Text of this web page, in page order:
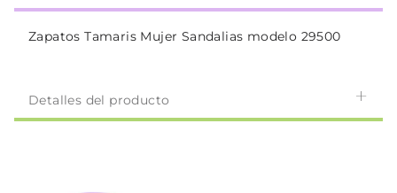
Zapatos Tamaris Mujer Sandalias modelo 29500
Detalles del producto